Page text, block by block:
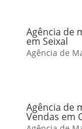
Agência de
em Seixal
Agência de
Agência de
Vendas em